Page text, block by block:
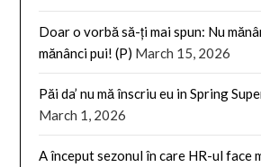
Doar o vorbă să-ți mai spun: Nu
mănânci pui! (P) March 15, 2026
Păi da’ nu mă înscriu eu in Spring
March 1, 2026
A început sezonul în care HR-ul face